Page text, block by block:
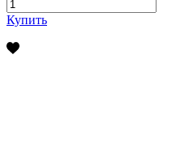
Купить